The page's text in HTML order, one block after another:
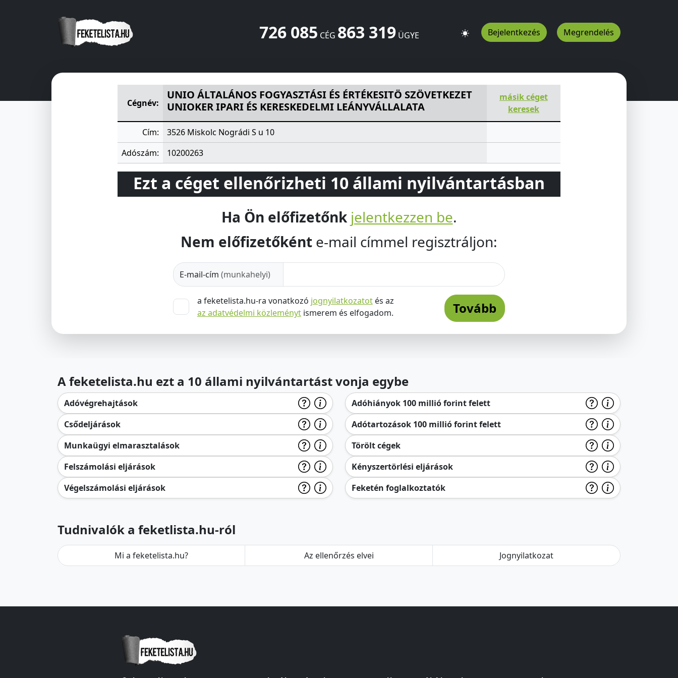
726 085 CÉG 863 319ÜGYE Bejelentkezés Megrendelés
UNIO ÁLTALÁNOS FOGYASZTÁSI ÉS ÉRTÉKESITÖ SZÖVETKEZET UNIOKER IPARI ÉS KERESKEDELMI LEÁNYVÁLLALATA
Cégnév:
UNIO ÁLTALÁNOS FOGYASZTÁSI ÉS ÉRTÉKESITÖ SZÖVETKEZET
UNIOKER IPARI ÉS KERESKEDELMI LEÁNYVÁLLALATA
másik céget
keresek
Cím:
3526 Miskolc Nográdi S u 10
Adószám:
10200263
Ezt a céget ellenőrizheti 10 állami nyilvántartásban
Ha Ön előfizetőnk jelentkezzen be.
Nem előfizetőként e-mail címmel regisztráljon:
E-mail-cím (munkahelyi)
a feketelista.hu-ra vonatkozó jognyilatkozatotés az
az adatvédelmi közleménytismerem és elfogadom. Tovább
A feketelista.hu ezt a 10 állami nyilvántartást vonja egybe
Adóvégrehajtások
Csődeljárások
Munkaügyi elmarasztalások
Felszámolási eljárások
Végelszámolási eljárások
Adóhiányok 100 millió forint felett
Adótartozások 100 millió forint felett
Törölt cégek
Kényszertörlési eljárások
Feketén foglalkoztatók
Tudnivalók a feketlista.hu-ról
Mi a feketelista.hu? Az ellenőrzés elvei Jognyilatkozat